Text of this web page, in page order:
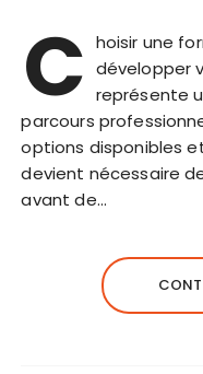
C hoisir une
développer
représente
parcours
options disponibles
devient nécessaire
avant de…